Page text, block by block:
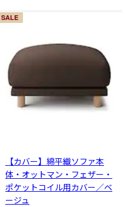
SALE
【カバー】綿平織ソファ本
体・オットマン・フェザー・
ポケットコイル用カバー／ベ
ージュ